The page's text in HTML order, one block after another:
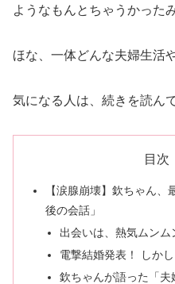
ようなもんとちゃうかった
ほな、一体どんな夫婦生活
気になる人は、続きを読ん
目次
【涙腺崩壊】欽ちゃん
後の会話」
出会いは、熱気ムンム
電撃結婚発表！ しかし
欽ちゃんが語った「夫